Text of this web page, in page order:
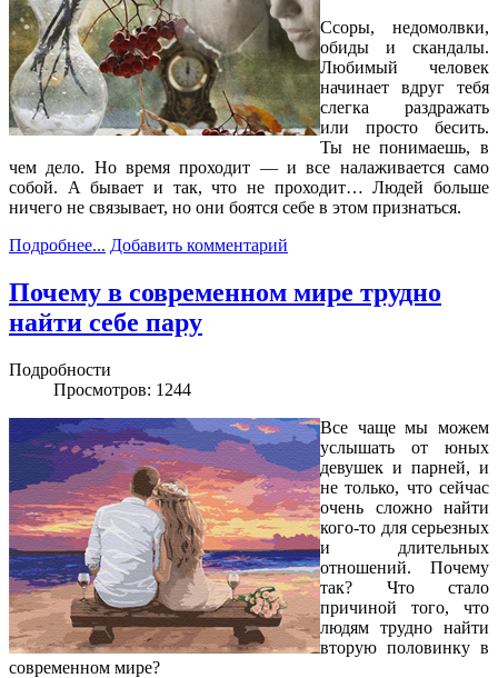
Ссоры, недомолвки,
обиды и скандалы.
Любимый человек
начинает вдруг тебя
слегка раздражать
или просто бесить.
Ты не понимаешь, в
чем дело. Но время проходит — и все налаживается само
собой. А бывает и так, что не проходит… Людей больше
ничего не связывает, но они боятся себе в этом признаться.
Подробнее... Добавить комментарий
Почему в современном мире трудно
найти себе пару
Подробности
Просмотров: 1244
Все чаще мы можем
услышать от юных
девушек и парней, и
не только, что сейчас
очень сложно найти
кого-то для серьезных
и длительных
отношений. Почему
так? Что стало
причиной того, что
людям трудно найти
вторую половинку в
современном мире?